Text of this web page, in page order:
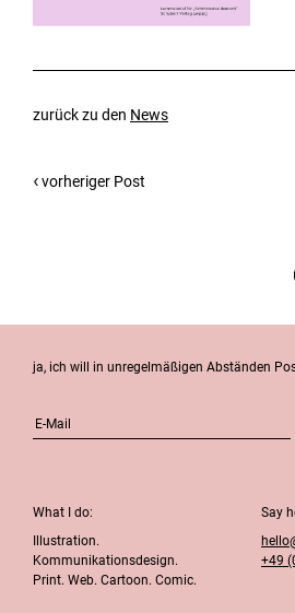
zurück zu den News
vorheriger Post
ja, ich will in unregelmäßigen Abständen
What I do:
Illustration.
Kommunikationsdesign.
Print. Web. Cartoon. Comic.
Say
+49